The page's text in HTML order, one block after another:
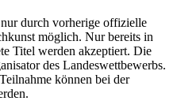
durch vorherige offizielle
möglich. Nur bereits in
Titel werden akzeptiert. Die
des Landeswettbewerbs.
können bei der